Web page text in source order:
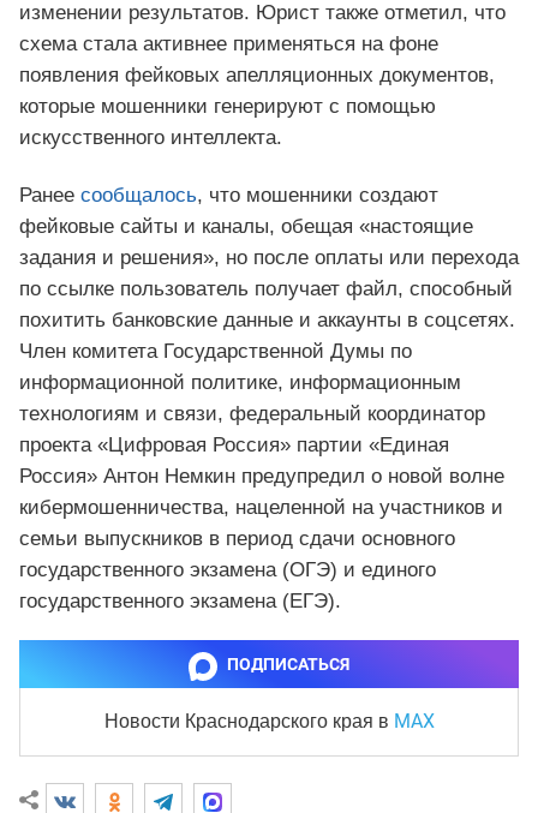
изменении результатов. Юрист также отметил, что
схема стала активнее применяться на фоне
появления фейковых апелляционных документов,
которые мошенники генерируют с помощью
искусственного интеллекта.
Ранее сообщалось, что мошенники создают
фейковые сайты и каналы, обещая «настоящие
задания и решения», но после оплаты или перехода
по ссылке пользователь получает файл, способный
похитить банковские данные и аккаунты в соцсетях.
Член комитета Государственной Думы по
информационной политике, информационным
технологиям и связи, федеральный координатор
проекта «Цифровая Россия» партии «Единая
Россия» Антон Немкин предупредил о новой волне
кибермошенничества, нацеленной на участников и
семьи выпускников в период сдачи основного
государственного экзамена (ОГЭ) и единого
государственного экзамена (ЕГЭ).
ПОДПИСАТЬСЯ
Новости Краснодарского края в MAX